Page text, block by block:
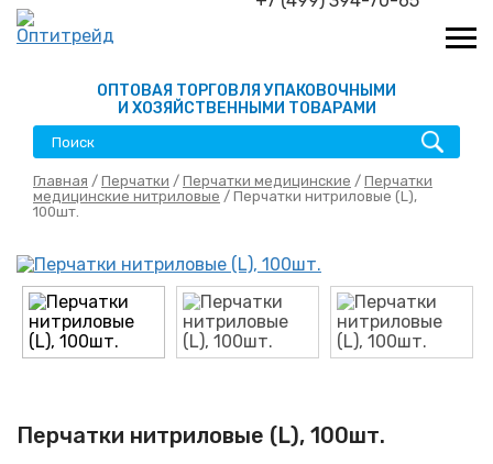
ОПТОВАЯ ТОРГОВЛЯ УПАКОВОЧНЫМИ
И ХОЗЯЙСТВЕННЫМИ ТОВАРАМИ
Главная / Перчатки / Перчатки медицинские / Перчатки
медицинские нитриловые / Перчатки нитриловые (L),
100шт.
Перчатки нитриловые (L), 100шт.